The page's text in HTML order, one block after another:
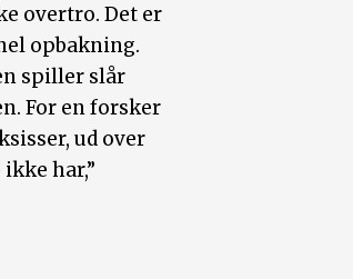
overtro. Det er
opbakning.
spiller slår
For en forsker
ud over
har,”